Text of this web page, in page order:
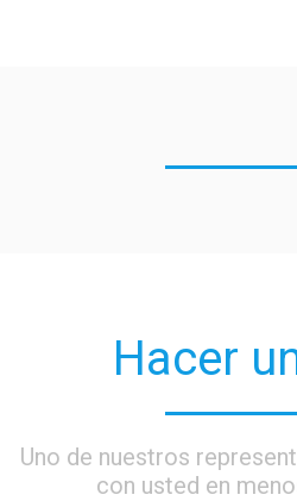
Hacer
Uno de nuestros
con usted en